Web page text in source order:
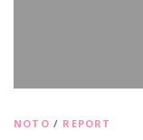
NOTO / REPORT